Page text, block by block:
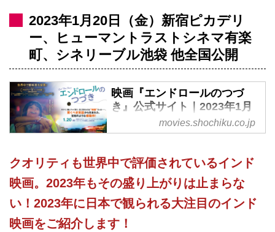
2023年1月20日（金）新宿ピカデリ
ー、ヒューマントラストシネマ有楽
町、シネリーブル池袋 他全国公開
映画『エンドロールのつづ
き』公式サイト｜2023年1月
20日（金）公開
歳、チャイ売り。恋に落ちたの
は“映画”だった―。珠玉のインド
映画の数々が彩る、実話から生ま
れた感動作！
movies.shochiku.co.jp
クオリティも世界中で評価されているインド
映画。2023年もその盛り上がりは止まらな
い！2023年に日本で観られる大注目のインド
映画をご紹介します！